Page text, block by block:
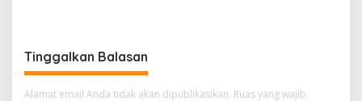
Tinggalkan Balasan
Alamat email Anda tidak akan dipublikasikan. Ruas yang wajib